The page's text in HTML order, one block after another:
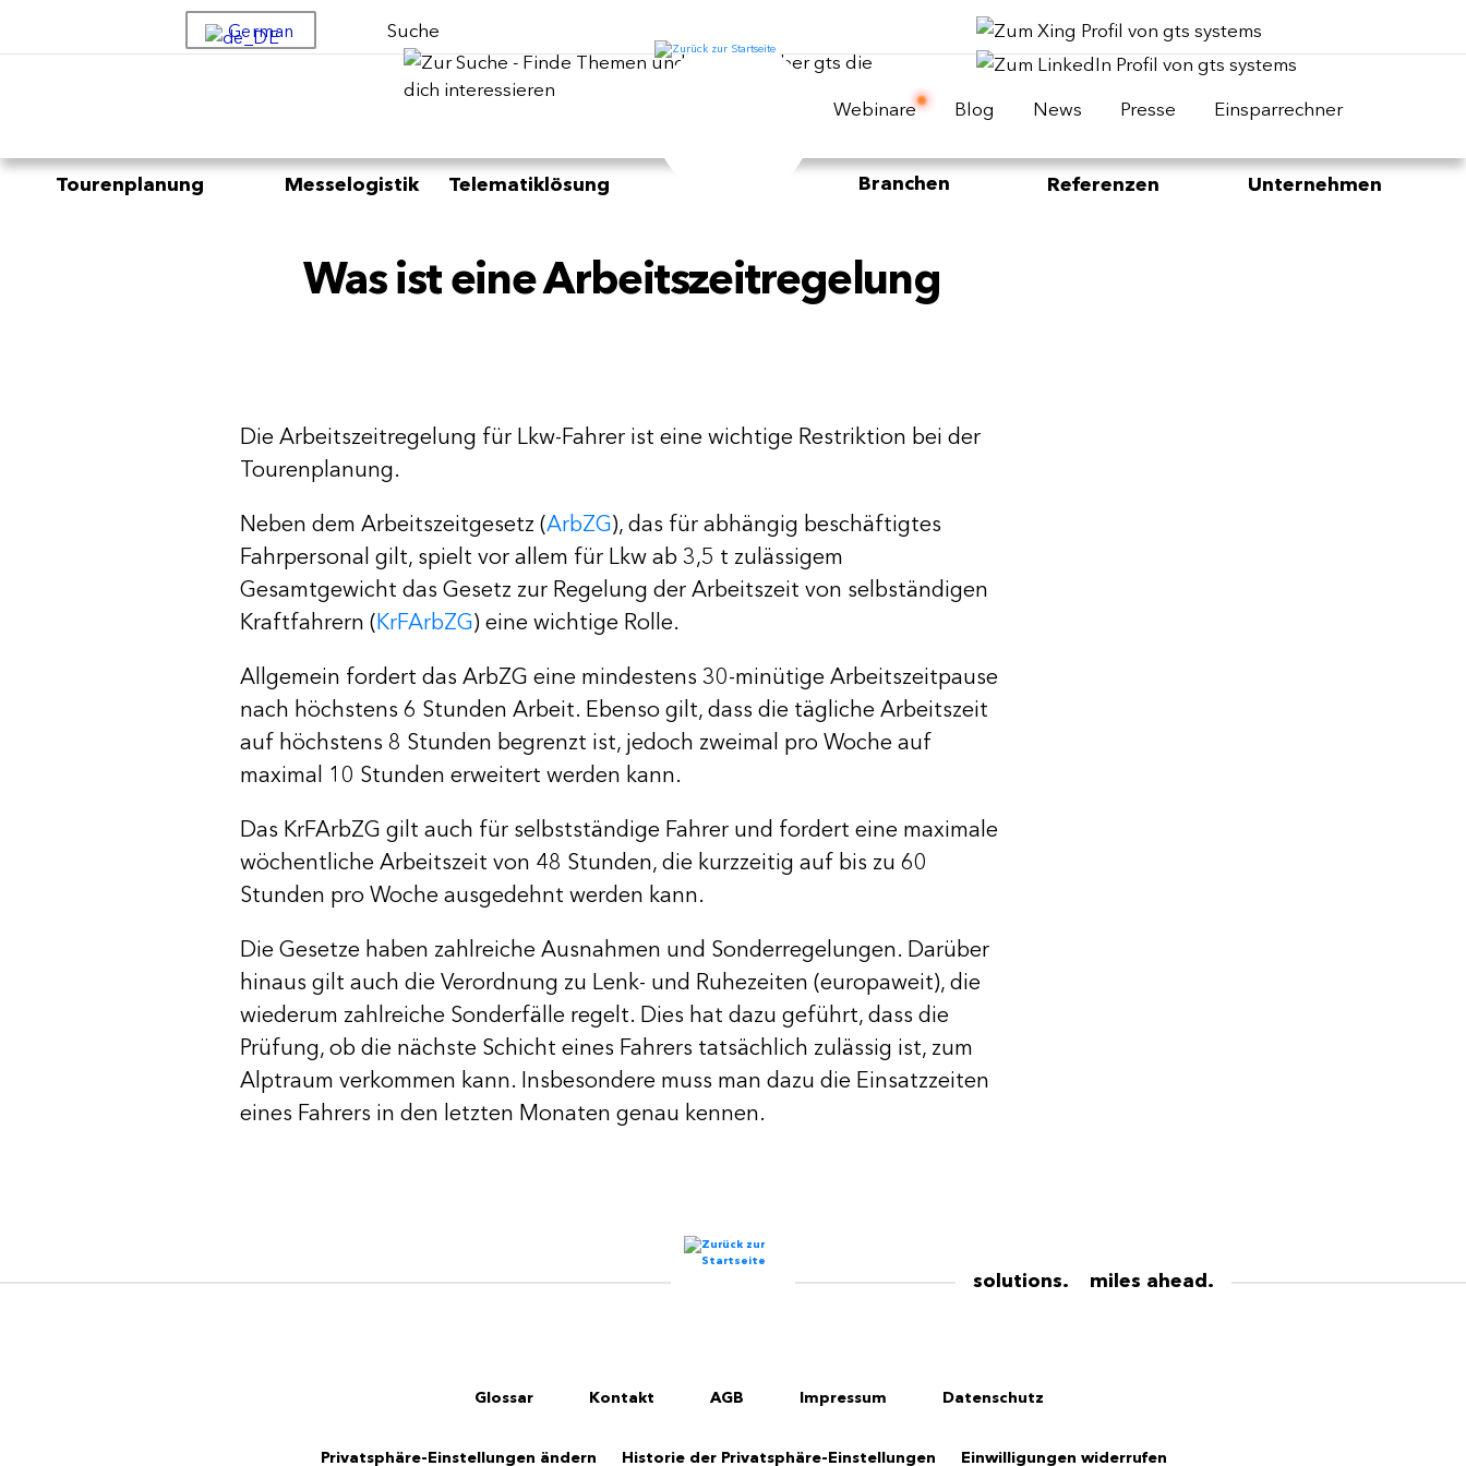
German Suche
Webinare Blog News Presse Einsparrechner
Tourenplanung Messelogistik Telematiklösung Branchen Referenzen Unternehmen
Was ist eine Arbeitszeitregelung
Die Arbeitszeitregelung für Lkw-Fahrer ist eine wichtige Restriktion bei der
Tourenplanung.
Neben dem Arbeitszeitgesetz (ArbZG), das für abhängig beschäftigtes
Fahrpersonal gilt, spielt vor allem für Lkw ab 3,5 t zulässigem
Gesamtgewicht das Gesetz zur Regelung der Arbeitszeit von selbständigen
Kraftfahrern (KrFArbZG) eine wichtige Rolle.
Allgemein fordert das ArbZG eine mindestens 30-minütige Arbeitszeitpause
nach höchstens 6 Stunden Arbeit. Ebenso gilt, dass die tägliche Arbeitszeit
auf höchstens 8 Stunden begrenzt ist, jedoch zweimal pro Woche auf
maximal 10 Stunden erweitert werden kann.
Das KrFArbZG gilt auch für selbstständige Fahrer und fordert eine maximale
wöchentliche Arbeitszeit von 48 Stunden, die kurzzeitig auf bis zu 60
Stunden pro Woche ausgedehnt werden kann.
Die Gesetze haben zahlreiche Ausnahmen und Sonderregelungen. Darüber
hinaus gilt auch die Verordnung zu Lenk- und Ruhezeiten (europaweit), die
wiederum zahlreiche Sonderfälle regelt. Dies hat dazu geführt, dass die
Prüfung, ob die nächste Schicht eines Fahrers tatsächlich zulässig ist, zum
Alptraum verkommen kann. Insbesondere muss man dazu die Einsatzzeiten
eines Fahrers in den letzten Monaten genau kennen.
solutions. miles ahead.
Glossar Kontakt AGB Impressum Datenschutz
Privatsphäre-Einstellungen ändern Historie der Privatsphäre-Einstellungen Einwilligungen widerrufen